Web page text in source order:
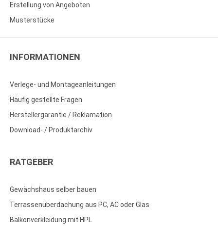
Erstellung von Angeboten
Musterstücke
INFORMATIONEN
Verlege- und Montageanleitungen
Häufig gestellte Fragen
Herstellergarantie / Reklamation
Download- / Produktarchiv
RATGEBER
Gewächshaus selber bauen
Terrassenüberdachung aus PC, AC oder Glas
Balkonverkleidung mit HPL